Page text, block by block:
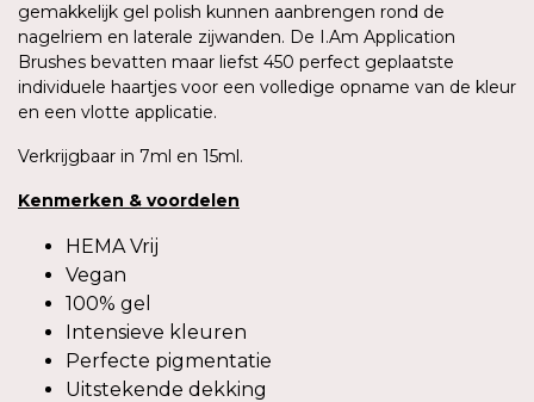
gemakkelijk gel polish kunnen aanbrengen rond de
nagelriem en laterale zijwanden. De I.Am Application
Brushes bevatten maar liefst 450 perfect geplaatste
individuele haartjes voor een volledige opname van de kleur
en een vlotte applicatie.
Verkrijgbaar in 7ml en 15ml.
Kenmerken & voordelen
HEMA Vrij
Vegan
100% gel
Intensieve kleuren
Perfecte pigmentatie
Uitstekende dekking